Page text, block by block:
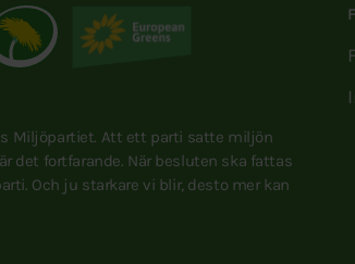
Miljöpartiet. Att ett parti satte miljön
det fortfarande. När besluten ska fattas
Och ju starkare vi blir, desto mer kan